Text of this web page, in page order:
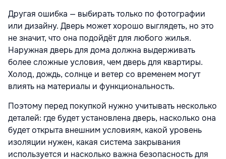
Другая ошибка — выбирать только по фотографии
или дизайну. Дверь может хорошо выглядеть, но это
не значит, что она подойдёт для любого жилья.
Наружная дверь для дома должна выдерживать
более сложные условия, чем дверь для квартиры.
Холод, дождь, солнце и ветер со временем могут
влиять на материалы и функциональность.
Поэтому перед покупкой нужно учитывать несколько
деталей: где будет установлена дверь, насколько она
будет открыта внешним условиям, какой уровень
изоляции нужен, какая система закрывания
используется и насколько важна безопасность для